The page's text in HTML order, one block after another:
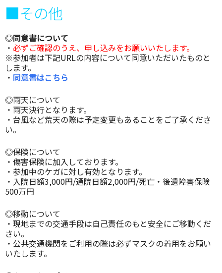
■その他
◎同意書について
・ 必ずご確認のうえ、申し込みをお願いいたします。
※参加者は下記URLの内容について同意いただいたものと
します。
・ 同意書はこちら
◎雨天について
・雨天決行となります。
・台風など荒天の際は予定変更もあることをご了承くださ
い。
◎保険について
・傷害保険に加入しております。
・参加中のケガに対し有効となります。
・入院日額3,000円/通院日額2,000円/死亡・後遺障害保険
500万円
◎移動について
・現地までの交通手段は自己責任のもと安全にご移動くだ
さい。
・公共交通機関をご利用の際は必ずマスクの着用をお願い
いたします。